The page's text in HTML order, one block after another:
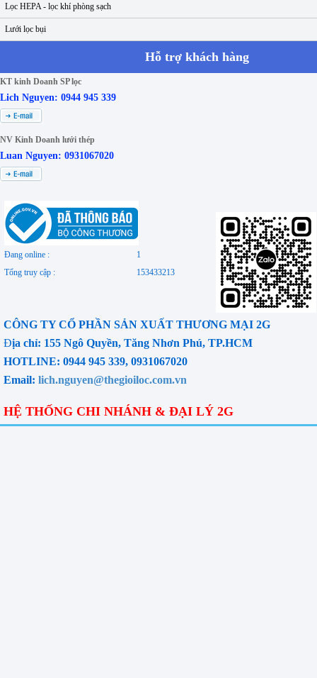
Lọc HEPA - lọc khí phòng sạch
Lưới lọc bụi
Hỗ trợ khách hàng
KT kinh Doanh SP lọc
Lich Nguyen: 0944 945 339
NV Kinh Doanh lưới thép
Luan Nguyen: 0931067020
Đang online :
1
Tổng truy cập :
153433213
CÔNG TY CỔ PHẦN SẢN XUẤT THƯƠNG MẠI 2G
Địa chỉ: 155 Ngô Quyền, Tăng Nhơn Phú, TP.HCM
HOTLINE: 0944 945 339, 0931067020
Email: lich.nguyen@thegioiloc.com.vn
HỆ THỐNG CHI NHÁNH & ĐẠI LÝ 2G